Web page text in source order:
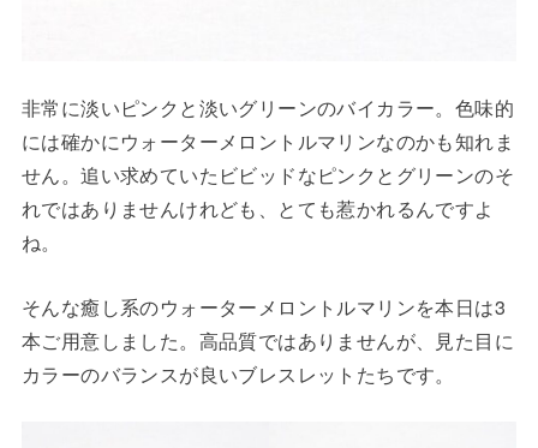
非常に淡いピンクと淡いグリーンのバイカラー。色味的
には確かにウォーターメロントルマリンなのかも知れま
せん。追い求めていたビビッドなピンクとグリーンのそ
れではありませんけれども、とても惹かれるんですよ
ね。
そんな癒し系のウォーターメロントルマリンを本日は3
本ご用意しました。高品質ではありませんが、見た目に
カラーのバランスが良いブレスレットたちです。